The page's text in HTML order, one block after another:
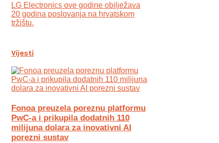
LG Electronics ove godine obilježava
20 godina poslovanja na hrvatskom
tržištu.
Vijesti
Fonoa preuzela poreznu platformu
PwC-a i prikupila dodatnih 110
milijuna dolara za inovativni AI
porezni sustav